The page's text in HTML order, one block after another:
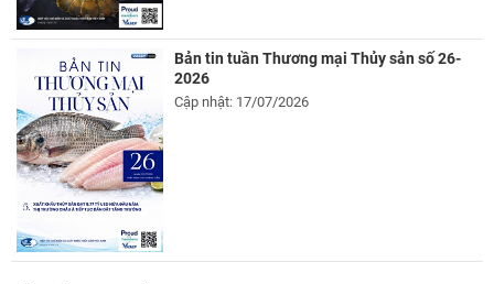
Bản tin tuần Thương mại Thủy sản số 26-
2026
Cập nhật: 17/07/2026